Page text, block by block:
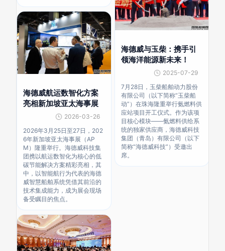
海德威航运数智化方案
亮相新加坡亚太海事展
2026-03-26
2026年3月25日至27日，202
6年新加坡亚太海事展（AP
M）隆重举行。海德威科技集
团携以航运数智化为核心的低
碳节能解决方案精彩亮相，其
中，以智能航行为代表的海德
威智慧船舶系统凭借其前沿的
技术集成能力，成为展会现场
备受瞩目的焦点。
海德威与玉柴：携手引
领海洋能源新未来！
2025-07-29
7月28日，玉柴船舶动力股份
有限公司（以下简称“玉柴船
动”）在珠海隆重举行氨燃料供
应站项目开工仪式。作为该项
目核心模块——氨燃料供给系
统的独家供应商，海德威科技
集团（青岛）有限公司（以下
简称“海德威科技”）受邀出
席。